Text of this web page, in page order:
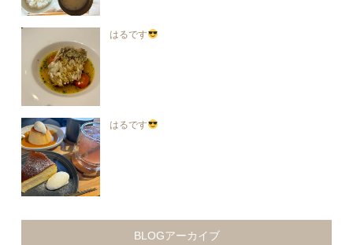
はるです
はるです
BLOGアーカイブ